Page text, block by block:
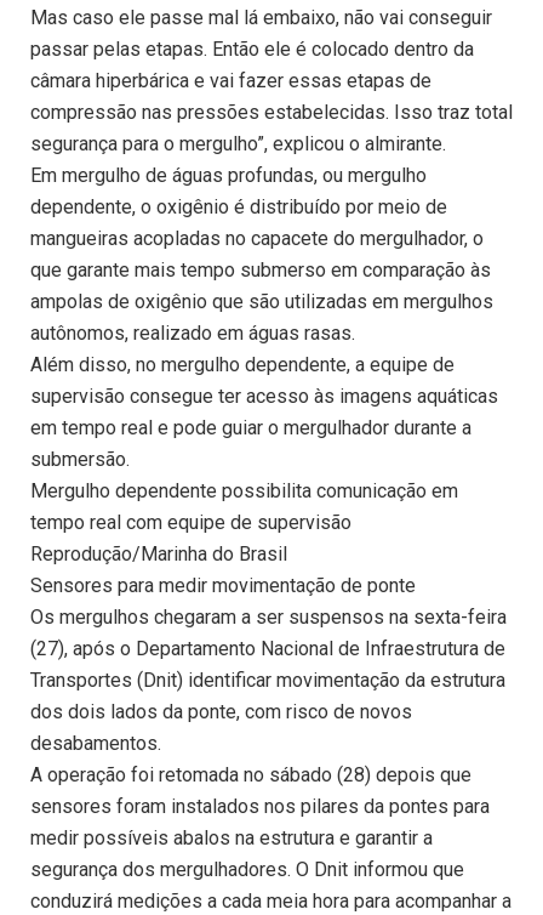
Mas caso ele passe mal lá embaixo, não vai conseguir
passar pelas etapas. Então ele é colocado dentro da
câmara hiperbárica e vai fazer essas etapas de
compressão nas pressões estabelecidas. Isso traz total
segurança para o mergulho”, explicou o almirante.
Em mergulho de águas profundas, ou mergulho
dependente, o oxigênio é distribuído por meio de
mangueiras acopladas no capacete do mergulhador, o
que garante mais tempo submerso em comparação às
ampolas de oxigênio que são utilizadas em mergulhos
autônomos, realizado em águas rasas.
Além disso, no mergulho dependente, a equipe de
supervisão consegue ter acesso às imagens aquáticas
em tempo real e pode guiar o mergulhador durante a
submersão.
Mergulho dependente possibilita comunicação em
tempo real com equipe de supervisão
Reprodução/Marinha do Brasil
Sensores para medir movimentação de ponte
Os mergulhos chegaram a ser suspensos na sexta-feira
(27), após o Departamento Nacional de Infraestrutura de
Transportes (Dnit) identificar movimentação da estrutura
dos dois lados da ponte, com risco de novos
desabamentos.
A operação foi retomada no sábado (28) depois que
sensores foram instalados nos pilares da pontes para
medir possíveis abalos na estrutura e garantir a
segurança dos mergulhadores. O Dnit informou que
conduzirá medições a cada meia hora para acompanhar a